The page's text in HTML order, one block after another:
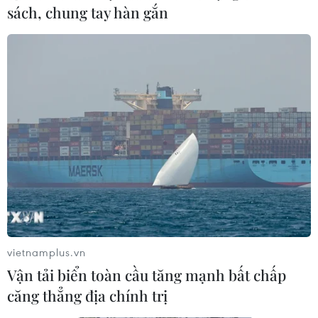
ngoại trong giai đoạn mới
03/08/2026 14:59
đầu mới giữa Mỹ và châu
Âu về chủ quyền số
03/08/2026 10:50
Xem thêm
CƠ QUAN CHỦ QUẢN: THÔNG TẤN XÃ VIỆT NAM
Tổng Biên tập: TRẦN TIẾN DUẨN
Phó Tổng Biên tập: NGUYỄN THỊ TÁM, KHÚC THANH
sách, chung tay hàn gắn
vietnamplus.vn
Vận tải biển toàn cầu tăng mạnh bất chấp
căng thẳng địa chính trị